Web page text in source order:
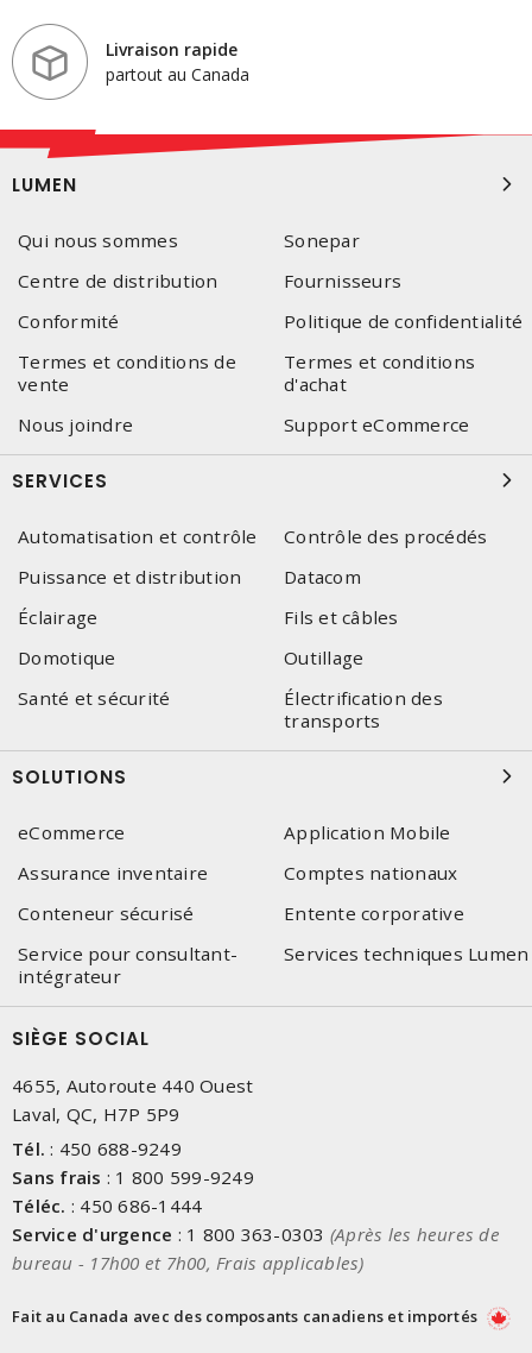
Livraison rapide
partout au Canada
LUMEN
Qui nous sommes
Sonepar
Centre de distribution
Fournisseurs
Conformité
Politique de confidentialité
Termes et conditions de
vente
Termes et conditions
d'achat
Nous joindre
Support eCommerce
SERVICES
Automatisation et contrôle
Contrôle des procédés
Puissance et distribution
Datacom
Éclairage
Fils et câbles
Domotique
Outillage
Santé et sécurité
Électrification des
transports
SOLUTIONS
eCommerce
Application Mobile
Assurance inventaire
Comptes nationaux
Conteneur sécurisé
Entente corporative
Service pour consultant-
intégrateur
Services techniques Lumen
SIÈGE SOCIAL
4655, Autoroute 440 Ouest
Laval, QC, H7P 5P9
Tél. : 450 688-9249
Sans frais : 1 800 599-9249
Téléc. : 450 686-1444
Service d'urgence : 1 800 363-0303 (Après les heures de
bureau - 17h00 et 7h00, Frais applicables)
Fait au Canada avec des composants canadiens et importés